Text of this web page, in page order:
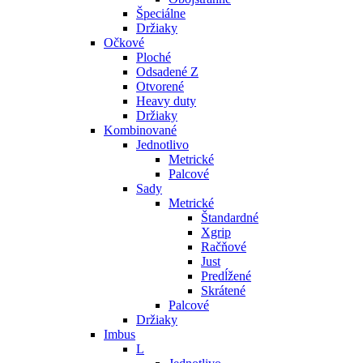
Špeciálne
Držiaky
Očkové
Ploché
Odsadené Z
Otvorené
Heavy duty
Držiaky
Kombinované
Jednotlivo
Metrické
Palcové
Sady
Metrické
Štandardné
Xgrip
Račňové
Just
Predĺžené
Skrátené
Palcové
Držiaky
Imbus
L